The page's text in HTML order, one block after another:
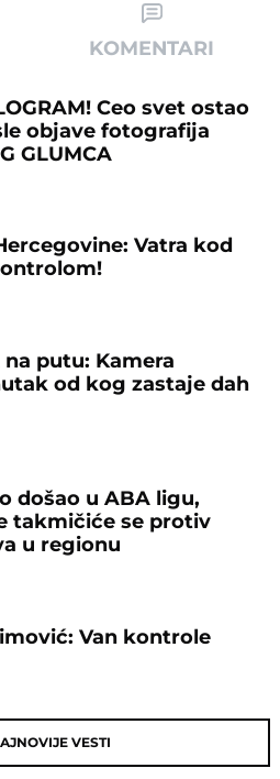
KOMENTARI
Ceo svet ostao
objave fotografija
GLUMCA
Vatra kod
putu: Kamera
od kog zastaje dah
došao u ABA ligu,
takmičiće se protiv
u regionu
Van kontrole
VESTI